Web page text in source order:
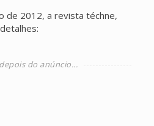
de 2012, a revista téchne,